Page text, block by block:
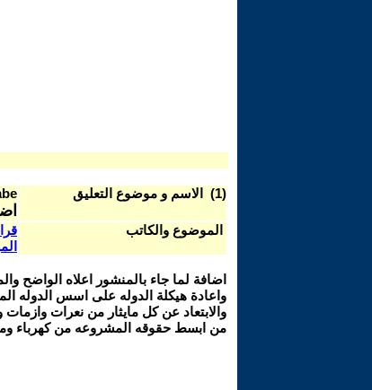
(1) الاسم و موضوع التعليق
الموضوع والكاتب
اضافة لما جاء بالمنشور اعلاه الواضح
واعادة هيكلة الدوله على اسس الدوله
والابتعاد عن كل مايثار من نعرات
من ابسط حقوقه المشروعه من كهرباء